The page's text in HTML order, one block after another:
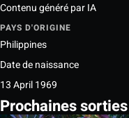
Contenu généré par IA
PAYS D'ORIGINE
Philippines
Date de naissance
13 April 1969
Prochaines